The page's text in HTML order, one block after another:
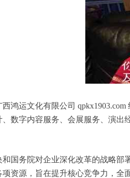
鸿运文化有限公司
数字内容服务、会展服务、演
国务院对企业深化改革的战略
资源，旨在提升核心竞争力，